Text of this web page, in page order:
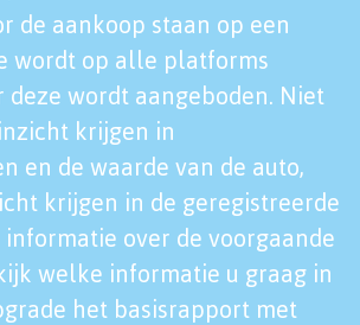
de aankoop staan op een
wordt op alle platforms
deze wordt aangeboden. Niet
krijgen in
en de waarde van de auto,
krijgen in de geregistreerde
over de voorgaande
welke informatie u graag in
het basisrapport met